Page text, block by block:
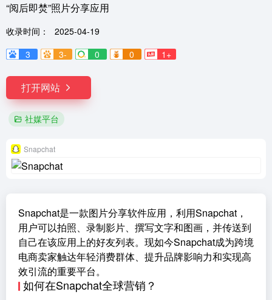
“阅后即焚”照片分享应用
收录时间：
2025-04-19
3
3- 0 0 1+
打开网站
社媒平台
Snapchat
Snapchat是一款图片分享软件应用，利用Snapchat，
用户可以拍照、录制影片、撰写文字和图画，并传送到
自己在该应用上的好友列表。现如今Snapchat成为跨境
电商卖家触达年轻消费群体、提升品牌影响力和实现高
效引流的重要平台。
如何在Snapchat全球营销？